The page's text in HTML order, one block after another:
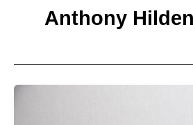
Anthony